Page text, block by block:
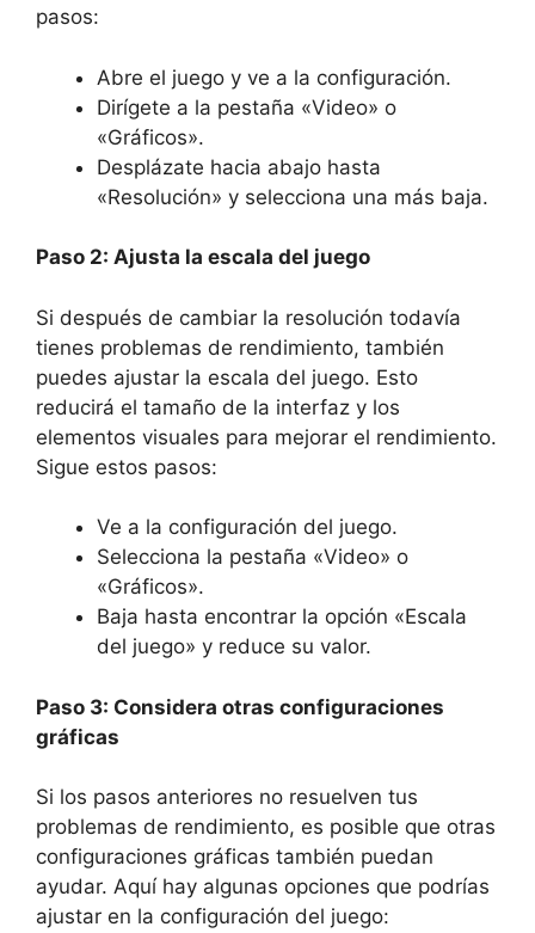
pasos:
Abre el juego y ve a la configuración.
Dirígete a la pestaña «Video» o
«Gráficos».
Desplázate hacia abajo hasta
«Resolución» y selecciona una más baja.
Paso 2: Ajusta la escala del juego
Si después de cambiar la resolución todavía
tienes problemas de rendimiento, también
puedes ajustar la escala del juego. Esto
reducirá el tamaño de la interfaz y los
elementos visuales para mejorar el rendimiento.
Sigue estos pasos:
Ve a la configuración del juego.
Selecciona la pestaña «Video» o
«Gráficos».
Baja hasta encontrar la opción «Escala
del juego» y reduce su valor.
Paso 3: Considera otras configuraciones
gráficas
Si los pasos anteriores no resuelven tus
problemas de rendimiento, es posible que otras
configuraciones gráficas también puedan
ayudar. Aquí hay algunas opciones que podrías
ajustar en la configuración del juego: